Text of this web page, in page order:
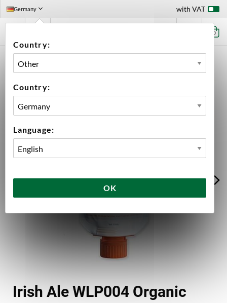
Germany
Country:
Country:
Language:
OK
with VAT
0
Irish Ale WLP004 Organic